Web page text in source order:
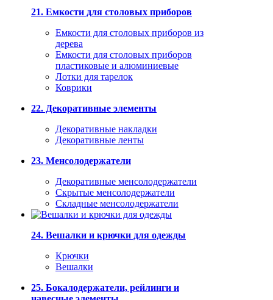
21. Емкости для столовых приборов
Емкости для столовых приборов из
дерева
Емкости для столовых приборов
пластиковые и алюминиевые
Лотки для тарелок
Коврики
22. Декоративные элементы
Декоративные накладки
Декоративные ленты
23. Менсолодержатели
Декоративные менсолодержатели
Скрытые менсолодержатели
Складные менсолодержатели
24. Вешалки и крючки для одежды
Крючки
Вешалки
25. Бокалодержатели, рейлинги и